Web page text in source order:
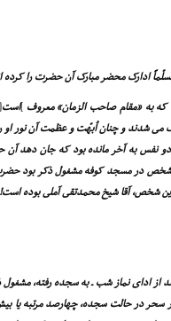
ادارک محضر مبارک آن حضرت را
به «مقام صاحب الزمان» معروف ]است[
مى شدند و چنان اُبهّت و عظمت آن نور
دو نفس به آخر مانده بود که جان دهد
شخص در مسجد کوفه مشغول ذکر بود
شخص، آقا شیخ محمدتقى آملى بوده
از اداى نماز شب ـ به سجده رفته،
سحر در حالت سجده، چهارصد مرتبه یا